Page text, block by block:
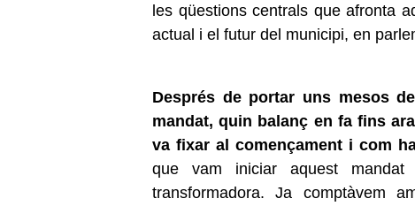
les qüestions centrals que afronta
actual i el futur del municipi, en
Després de portar uns mesos
mandat, quin balanç en fa fins
va fixar al començament i com
que vam iniciar aquest
transformadora. Ja comptàvem